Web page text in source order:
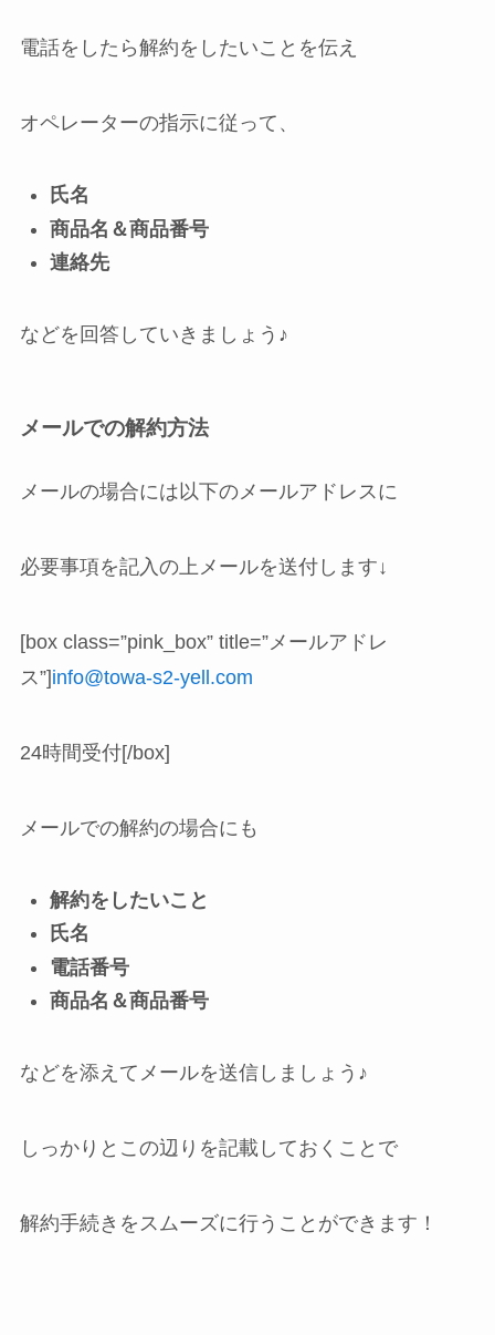
電話をしたら解約をしたいことを伝え
オペレーターの指示に従って、
氏名
商品名＆商品番号
連絡先
などを回答していきましょう♪
メールでの解約方法
メールの場合には以下のメールアドレスに
必要事項を記入の上メールを送付します↓
[box class=”pink_box” title=”メールアドレ
ス”]info@towa-s2-yell.com
24時間受付[/box]
メールでの解約の場合にも
解約をしたいこと
氏名
電話番号
商品名＆商品番号
などを添えてメールを送信しましょう♪
しっかりとこの辺りを記載しておくことで
解約手続きをスムーズに行うことができます！